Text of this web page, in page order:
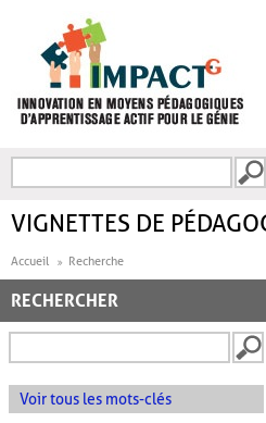
FORMULAIRE DE
VIGNETTES DE
Accueil Recherche
RECHERCHER
Voir tous les mots-clés